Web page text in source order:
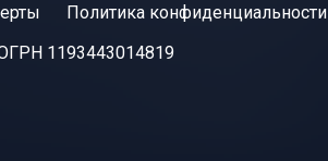
Политика конфиденциальности
1193443014819